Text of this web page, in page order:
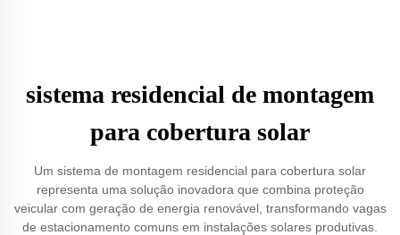
sistema residencial de montagem
para cobertura solar
Um sistema de montagem residencial para cobertura solar
representa uma solução inovadora que combina proteção
veicular com geração de energia renovável, transformando vagas
de estacionamento comuns em instalações solares produtivas.